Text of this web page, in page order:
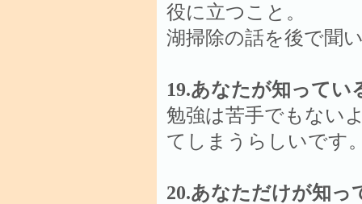
役に立つこと。
湖掃除の話を後で聞
19.あなたが知ってい
勉強は苦手でもない
てしまうらしいです
20.あなただけが知っ